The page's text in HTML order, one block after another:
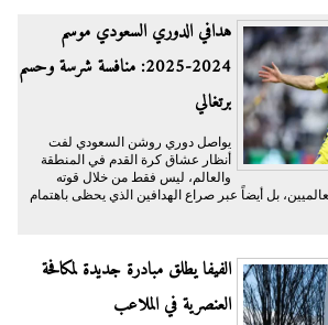
هدافي الدوري السعودي موسم
2024-2025: منافسة شرسة وحسم
برتغالي
يواصل دوري روشن السعودي لفت
أنظار عشاق كرة القدم في المنطقة
والعالم، ليس فقط من خلال قوته
بل أيضاً عبر صراع الهدافين الذي يحظى باهتمام
الفيفا يطلق مبادرة جديدة لمكافحة
العنصرية في الملاعب